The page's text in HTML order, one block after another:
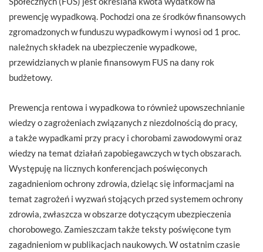
prewencję wypadkową. Pochodzi ona ze środków finansowych
zgromadzonych w funduszu wypadkowym i wynosi od 1 proc.
należnych składek na ubezpieczenie wypadkowe,
przewidzianych w planie finansowym FUS na dany rok
budżetowy.
Prewencja rentowa i wypadkowa to również upowszechnianie
wiedzy o zagrożeniach związanych z niezdolnością do pracy,
a także wypadkami przy pracy i chorobami zawodowymi oraz
wiedzy na temat działań zapobiegawczych w tych obszarach.
Występuję na licznych konferencjach poświęconych
zagadnieniom ochrony zdrowia, dzieląc się informacjami na
temat zagrożeń i wyzwań stojących przed systemem ochrony
zdrowia, zwłaszcza w obszarze dotyczącym ubezpieczenia
chorobowego. Zamieszczam także teksty poświęcone tym
zagadnieniom w publikacjach naukowych. W ostatnim czasie